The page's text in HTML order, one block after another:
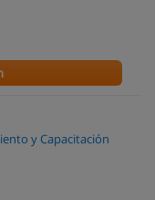
y Capacitación